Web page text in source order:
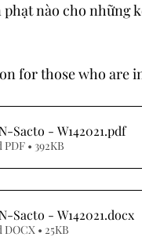
nào cho những
for those who are
Sacto - W142021.pdf
• 392KB
Sacto - W142021.docx
• 25KB